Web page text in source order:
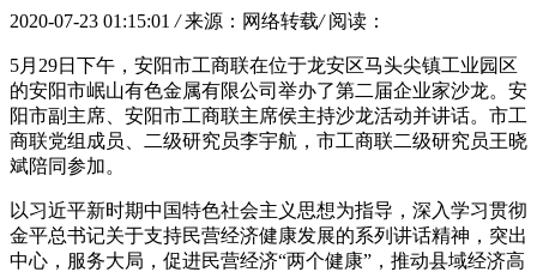
2020-07-23 01:15:01 / 来源：网络转载/ 阅读：
5月29日下午，安阳市工商联在位于龙安区马头尖镇工业园区
的安阳市岷山有色金属有限公司举办了第二届企业家沙龙。安
阳市副主席、安阳市工商联主席侯主持沙龙活动并讲话。市工
商联党组成员、二级研究员李宇航，市工商联二级研究员王晓
斌陪同参加。
以习近平新时期中国特色社会主义思想为指导，深入学习贯彻
金平总书记关于支持民营经济健康发展的系列讲话精神，突出
中心，服务大局，促进民营经济“两个健康”，推动县域经济高